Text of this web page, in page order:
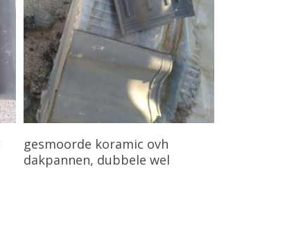
Bekijk Product
gesmoorde koramic ovh
dakpannen, dubbele wel